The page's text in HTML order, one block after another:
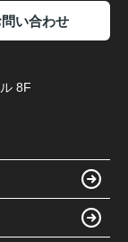
い合わせ
8F